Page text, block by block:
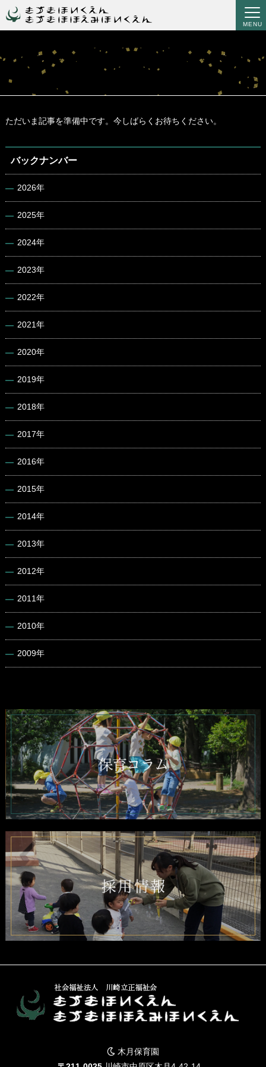
MENU
ただいま記事を準備中です。今しばらくお待ちください。
バックナンバー
2026年
2025年
2024年
2023年
2022年
2021年
2020年
2019年
2018年
2017年
2016年
2015年
2014年
2013年
2012年
2011年
2010年
2009年
木月保育園